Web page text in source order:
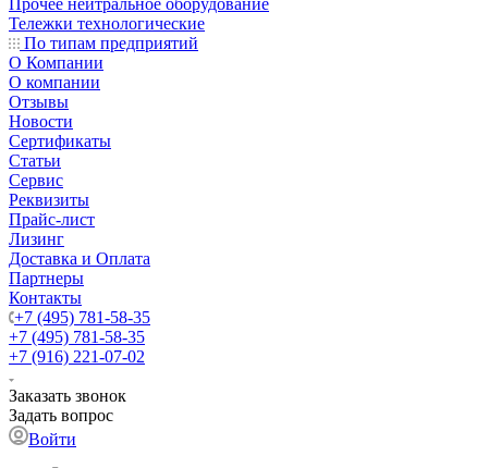
Прочее нейтральное оборудование
Тележки технологические
По типам предприятий
О Компании
О компании
Отзывы
Новости
Сертификаты
Статьи
Сервис
Реквизиты
Прайс-лист
Лизинг
Доставка и Оплата
Партнеры
Контакты
+7 (495) 781-58-35
+7 (495) 781-58-35
+7 (916) 221-07-02
Заказать звонок
Задать вопрос
Войти